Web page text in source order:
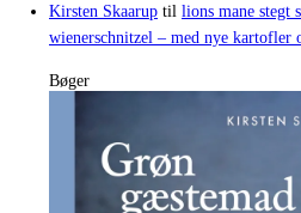
Kirsten Skaarup til lions mane stegt
wienerschnitzel – med nye kartofler
Bøger